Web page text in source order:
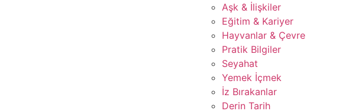
Aşk & İlişkiler
Eğitim & Kariyer
Hayvanlar & Çevre
Pratik Bilgiler
Seyahat
Yemek İçmek
İz Bırakanlar
Derin Tarih